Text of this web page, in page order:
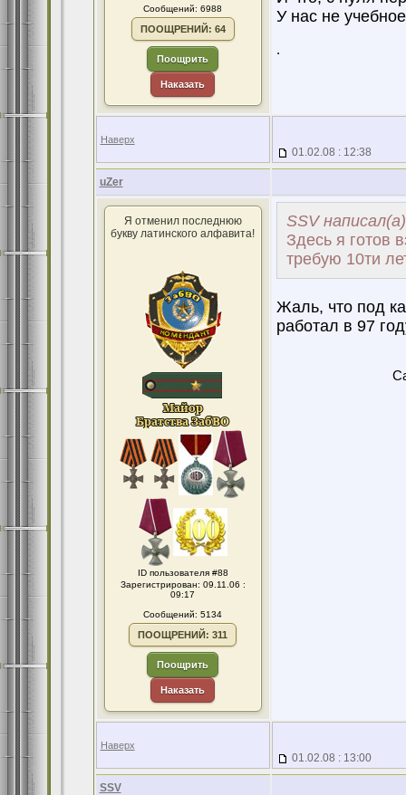
Сообщений: 6988
ПООЩРЕНИЙ: 64
Поощрить
Наказать
У нас не
.
Наверх
01.02.08 : 12:38
uZer
Я отменил последнюю
букву латинского алфавита!
ID пользователя #88
Зарегистрирован: 09.11.06 :
09:17
Сообщений: 5134
ПООЩРЕНИЙ: 311
Поощрить
Наказать
SSV написал(а)
Здесь я готов
требую 10ти
Жаль, что под
работал в 97
Наверх
01.02.08 : 13:00
SSV